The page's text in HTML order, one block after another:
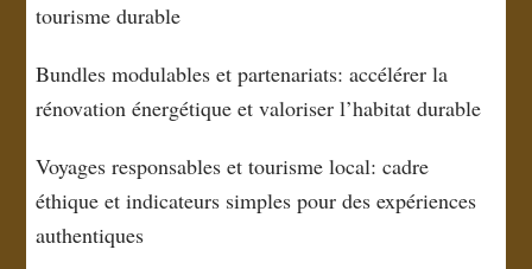
tourisme durable
Bundles modulables et partenariats: accélérer la
rénovation énergétique et valoriser l’habitat durable
Voyages responsables et tourisme local: cadre
éthique et indicateurs simples pour des expériences
authentiques